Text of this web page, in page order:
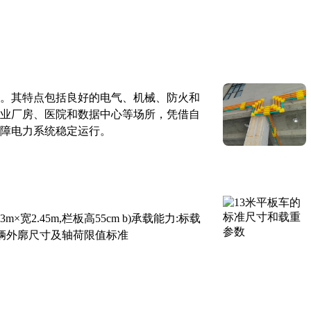
其特点包括良好的电气、机械、防火和
厂房、医院和数据中心等场所，凭借自
电力系统稳定运行。
宽2.45m,栏板高55cm b)承载能力:标载
外廓尺寸及轴荷限值标准